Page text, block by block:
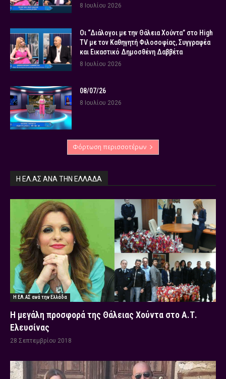
8 Ιουλίου 2026
Οι “Διάλογοι με την Θάλεια Χούντα” στο High
TV με τον Καθηγητή Φιλοσοφίας, Συγγραφέα
και Εικαστικό Δημοσθένη Δαββέτα
8 Ιουλίου 2026
08/07/26
8 Ιουλίου 2026
Φόρτωση περισσοτέρων
Η ΕΛ.ΑΣ ΑΝΆ ΤΗΝ ΕΛΛΆΔΑ
Η ΕΛ.ΑΣ ανά την Ελλάδα
Η μεγάλη προσφορά της Θάλειας Χούντα στο Α.Τ.
Ελευσίνας
28 Σεπτεμβρίου 2018